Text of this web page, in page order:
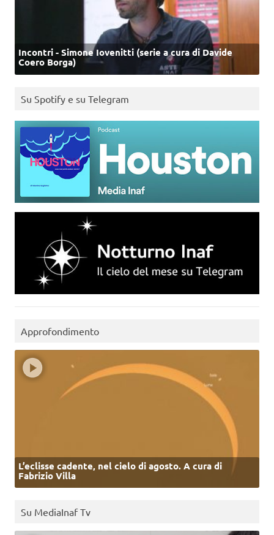
Incontri - Simone Iovenitti (serie a cura di Davide
Coero Borga)
Su Spotify e su Telegram
Approfondimento
L’eclisse cadente, nel cielo di agosto. A cura di
Fabrizio Villa
Su MediaInaf Tv